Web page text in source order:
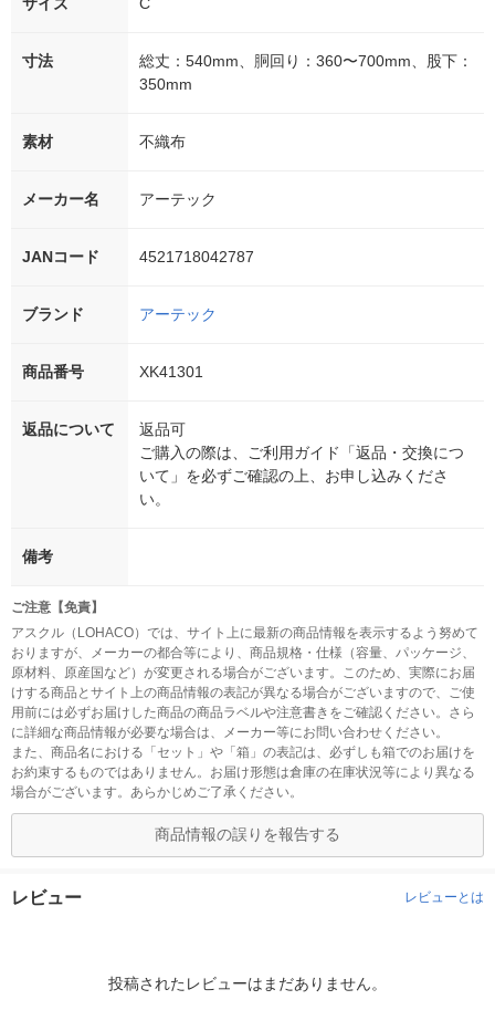
サイズ C
寸法
総丈：540mm、胴回り：360〜700mm、股下：
350mm
素材 不織布
メーカー名 アーテック
JANコード 4521718042787
ブランド アーテック
商品番号 XK41301
返品について
返品可
ご購入の際は、ご利用ガイド「返品・交換につ
いて」を必ずご確認の上、お申し込みくださ
い。
備考
ご注意【免責】
アスクル（LOHACO）では、サイト上に最新の商品情報を表示するよう努めて
おりますが、メーカーの都合等により、商品規格・仕様（容量、パッケージ、
原材料、原産国など）が変更される場合がございます。このため、実際にお届
けする商品とサイト上の商品情報の表記が異なる場合がございますので、ご使
用前には必ずお届けした商品の商品ラベルや注意書きをご確認ください。さら
に詳細な商品情報が必要な場合は、メーカー等にお問い合わせください。
また、商品名における「セット」や「箱」の表記は、必ずしも箱でのお届けを
お約束するものではありません。お届け形態は倉庫の在庫状況等により異なる
場合がございます。あらかじめご了承ください。
商品情報の誤りを報告する
レビュー レビューとは
投稿されたレビューはまだありません。